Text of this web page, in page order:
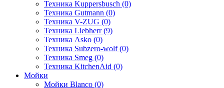
Техника Kuppersbusch (0)
Техника Gutmann (0)
Техника V-ZUG (0)
Техника Liebherr (9)
Техника Asko (0)
Техника Subzero-wolf (0)
Техника Smeg (0)
Техника KitchenAid (0)
Мойки
Мойки Blanco (0)